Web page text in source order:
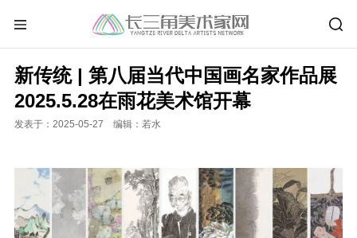
新传统 | 第八届当代中国画名家作品展
2025.5.28在雨花美术馆开幕
发表于：2025-05-27 编辑：若水